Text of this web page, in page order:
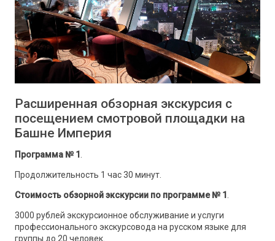
Расширенная обзорная экскурсия с
посещением смотровой площадки на
Башне Империя
Программа № 1
Продолжительность 1 час 30 минут.
Стоимость обзорной экскурсии по программе № 1
3000 рублей экскурсионное обслуживание и услуги
профессионального экскурсовода на русском языке для
группы до 20 человек.